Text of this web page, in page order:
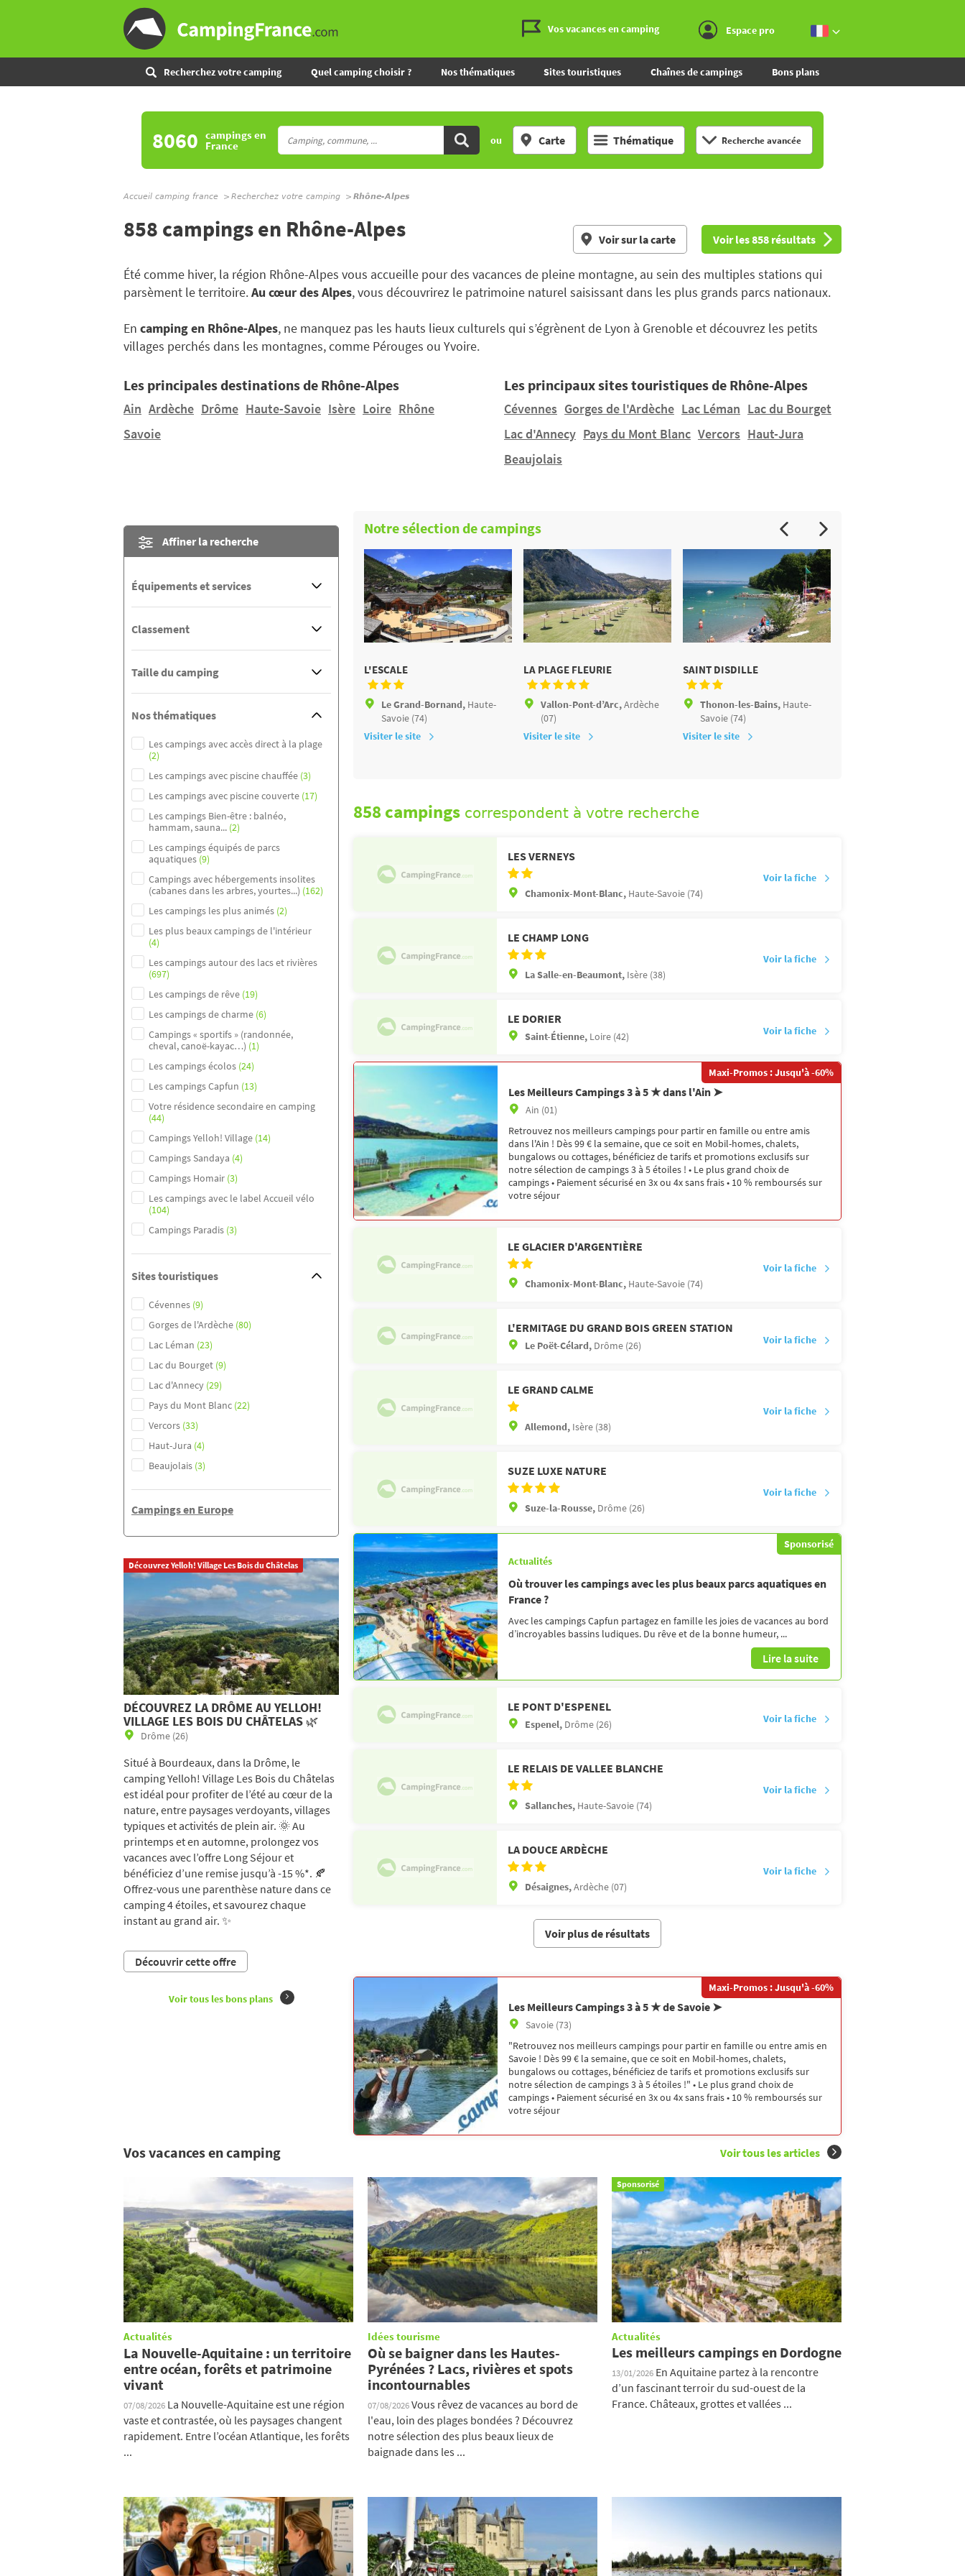
Vos vacances en camping Espace pro
Recherchez votre camping Quel camping choisir ? Nos thématiques Sites touristiques Chaînes de campings Bons plans
8060 campingsen
France ou Carte Thématique Recherche avancée
Accueil camping france Recherchez votre camping Rhône-Alpes
858 campings en Rhône-Alpes Voir sur la carte Voir les 858 résultats
Été comme hiver, la région Rhône-Alpes vous accueille pour des vacances de pleine montagne, au sein des multiples stations qui
parsèment le territoire.Au cœur des Alpes, vous découvrirez le patrimoine naturel saisissant dans les plus grands parcs nationaux.
En camping en Rhône-Alpes, ne manquez pas les hauts lieux culturels qui s’égrènent de Lyon à Grenoble et découvrez les petits
villages perchés dans les montagnes, comme Pérouges ou Yvoire.
Les principales destinations de Rhône-Alpes
Ain Ardèche Drôme Haute-Savoie Isère Loire Rhône
Savoie
Les principaux sites touristiques de Rhône-Alpes
Cévennes Gorges de l'Ardèche Lac Léman Lac du Bourget
Lac d'Annecy Pays du Mont Blanc Vercors Haut-Jura
Beaujolais
Affiner la recherche
Équipements et services
Classement
Taille du camping
Nos thématiques
Les campings avec accès direct à la plage
(2)
Les campings avec piscine chauffée (3)
Les campings avec piscine couverte (17)
Les campings Bien-être : balnéo,
hammam, sauna... (2)
Les campings équipés de parcs
aquatiques (9)
Campings avec hébergements insolites
(cabanes dans les arbres, yourtes...) (162)
Les campings les plus animés (2)
Les plus beaux campings de l'intérieur
(4)
Les campings autour des lacs et rivières
(697)
Les campings de rêve (19)
Les campings de charme (6)
Campings « sportifs » (randonnée,
cheval, canoë-kayac…) (1)
Les campings écolos (24)
Les campings Capfun (13)
Votre résidence secondaire en camping
(44)
Campings Yelloh! Village (14)
Campings Sandaya (4)
Campings Homair (3)
Les campings avec le label Accueil vélo
(104)
Campings Paradis (3)
Sites touristiques
Cévennes (9)
Gorges de l'Ardèche (80)
Lac Léman (23)
Lac du Bourget (9)
Lac d'Annecy (29)
Pays du Mont Blanc (22)
Vercors (33)
Haut-Jura (4)
Beaujolais (3)
Campings en Europe
Découvrez Yelloh! Village Les Bois du Châtelas
DÉCOUVREZ LA DRÔME AU YELLOH!
VILLAGE LES BOIS DU CHÂTELAS 🌿
Drôme (26)
Situé à Bourdeaux, dans la Drôme, le
camping Yelloh! Village Les Bois du Châtelas
est idéal pour profiter de l’été au cœur de la
nature, entre paysages verdoyants, villages
typiques et activités de plein air. 🌞 Au
printemps et en automne, prolongez vos
vacances avec l’offre Long Séjour et
bénéficiez d’une remise jusqu’à -15 %*. 🍂
Offrez-vous une parenthèse nature dans ce
camping 4 étoiles, et savourez chaque
instant au grand air. ✨
Découvrir cette offre
Voir tous les bons plans
Notre sélection de campings
L'ESCALE
Le Grand-Bornand, Haute-
Savoie (74)
Visiter le site
LA PLAGE FLEURIE
Vallon-Pont-d’Arc,Ardèche
(07)
Visiter le site
SAINT DISDILLE
Thonon-les-Bains, Haute-
Savoie (74)
Visiter le site
858 campings correspondent à votre recherche
LES VERNEYS
Chamonix-Mont-Blanc, Haute-Savoie (74)
Voir la fiche
LE CHAMP LONG
La Salle-en-Beaumont, Isère (38)
Voir la fiche
LE DORIER
Saint-Étienne, Loire (42) Voir la fiche
Maxi-Promos : Jusqu'à -60%
Les Meilleurs Campings 3 à 5 ★ dans l'Ain ➤
Ain (01)
Retrouvez nos meilleurs campings pour partir en famille ou entre amis
dans l'Ain ! Dès 99 € la semaine, que ce soit en Mobil-homes, chalets,
bungalows ou cottages, bénéficiez de tarifs et promotions exclusifs sur
notre sélection de campings 3 à 5 étoiles ! • Le plus grand choix de
campings • Paiement sécurisé en 3x ou 4x sans frais • 10 % remboursés sur
votre séjour
LE GLACIER D'ARGENTIÈRE
Chamonix-Mont-Blanc, Haute-Savoie (74)
Voir la fiche
L'ERMITAGE DU GRAND BOIS GREEN STATION
Le Poët-Célard, Drôme (26) Voir la fiche
LE GRAND CALME
Allemond, Isère (38)
Voir la fiche
SUZE LUXE NATURE
Suze-la-Rousse, Drôme (26)
Voir la fiche
Sponsorisé
Actualités
Où trouver les campings avec les plus beaux parcs aquatiques en
France ?
Avec les campings Capfun partagez en famille les joies de vacances au bord
d’incroyables bassins ludiques. Du rêve et de la bonne humeur, ...
Lire la suite
LE PONT D'ESPENEL
Espenel, Drôme (26) Voir la fiche
LE RELAIS DE VALLEE BLANCHE
Sallanches, Haute-Savoie (74)
Voir la fiche
LA DOUCE ARDÈCHE
Désaignes,Ardèche (07)
Voir la fiche
Voir plus de résultats
Maxi-Promos : Jusqu'à -60%
Les Meilleurs Campings 3 à 5 ★ de Savoie ➤
Savoie (73)
"Retrouvez nos meilleurs campings pour partir en famille ou entre amis en
Savoie ! Dès 99 € la semaine, que ce soit en Mobil-homes, chalets,
bungalows ou cottages, bénéficiez de tarifs et promotions exclusifs sur
notre sélection de campings 3 à 5 étoiles !" • Le plus grand choix de
campings • Paiement sécurisé en 3x ou 4x sans frais • 10 % remboursés sur
votre séjour
Vos vacances en camping Voir tous les articles
Actualités
La Nouvelle-Aquitaine : un territoire
entre océan, forêts et patrimoine
vivant
07/08/2026 La Nouvelle-Aquitaine est une région
vaste et contrastée, où les paysages changent
rapidement. Entre l’océan Atlantique, les forêts
...
Idées tourisme
Où se baigner dans les Hautes-
Pyrénées ? Lacs, rivières et spots
incontournables
07/08/2026Vous rêvez de vacances au bord de
l'eau, loin des plages bondées ? Découvrez
notre sélection des plus beaux lieux de
baignade dans les ...
Sponsorisé
Actualités
Les meilleurs campings en Dordogne
13/01/2026 En Aquitaine partez à la rencontre
d’un fascinant terroir du sud-ouest de la
France. Châteaux, grottes et vallées ...